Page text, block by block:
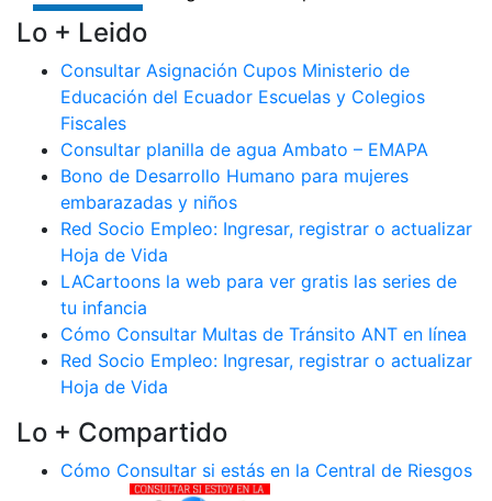
Lo + Leido
Consultar Asignación Cupos Ministerio de
Educación del Ecuador Escuelas y Colegios
Fiscales
Consultar planilla de agua Ambato – EMAPA
Bono de Desarrollo Humano para mujeres
embarazadas y niños
Red Socio Empleo: Ingresar, registrar o actualizar
Hoja de Vida
LACartoons la web para ver gratis las series de
tu infancia
Cómo Consultar Multas de Tránsito ANT en línea
Red Socio Empleo: Ingresar, registrar o actualizar
Hoja de Vida
Lo + Compartido
Cómo Consultar si estás en la Central de Riesgos